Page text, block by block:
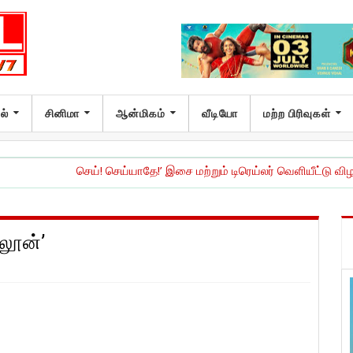
சினிமா ஆன்மிகம் வீடியோ மற்ற பிரிவுகள்
செய்! செய்யாதே!’ இசை மற்றும் டிரெய்லர் வெளியீட்டு விழா !|